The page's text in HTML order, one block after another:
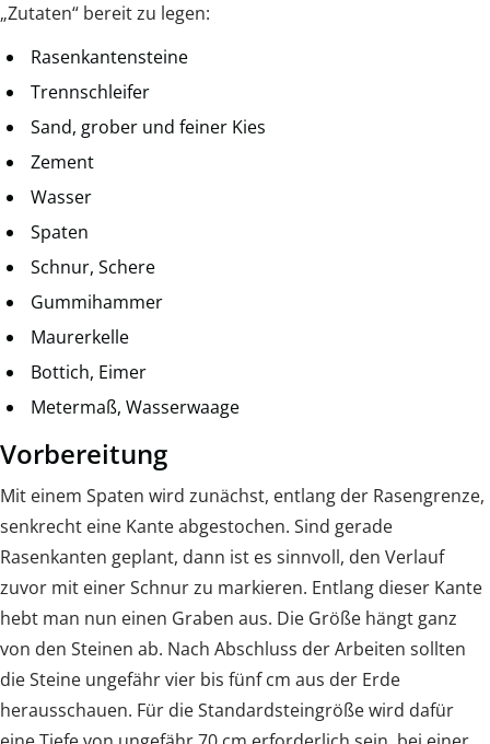
„Zutaten“ bereit zu legen:
Rasenkantensteine
Trennschleifer
Sand, grober und feiner Kies
Zement
Wasser
Spaten
Schnur, Schere
Gummihammer
Maurerkelle
Bottich, Eimer
Metermaß, Wasserwaage
Vorbereitung
Mit einem Spaten wird zunächst, entlang der Rasengrenze,
senkrecht eine Kante abgestochen. Sind gerade
Rasenkanten geplant, dann ist es sinnvoll, den Verlauf
zuvor mit einer Schnur zu markieren. Entlang dieser Kante
hebt man nun einen Graben aus. Die Größe hängt ganz
von den Steinen ab. Nach Abschluss der Arbeiten sollten
die Steine ungefähr vier bis fünf cm aus der Erde
herausschauen. Für die Standardsteingröße wird dafür